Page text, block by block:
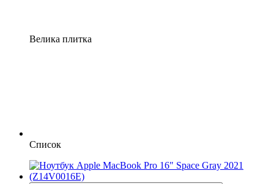
Велика плитка
Список